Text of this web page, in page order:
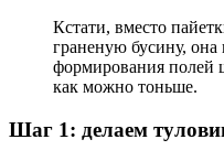
Кстати, вместо
граненую бусину, она
формирования полей
как можно тоньше.
Шаг 1: делаем